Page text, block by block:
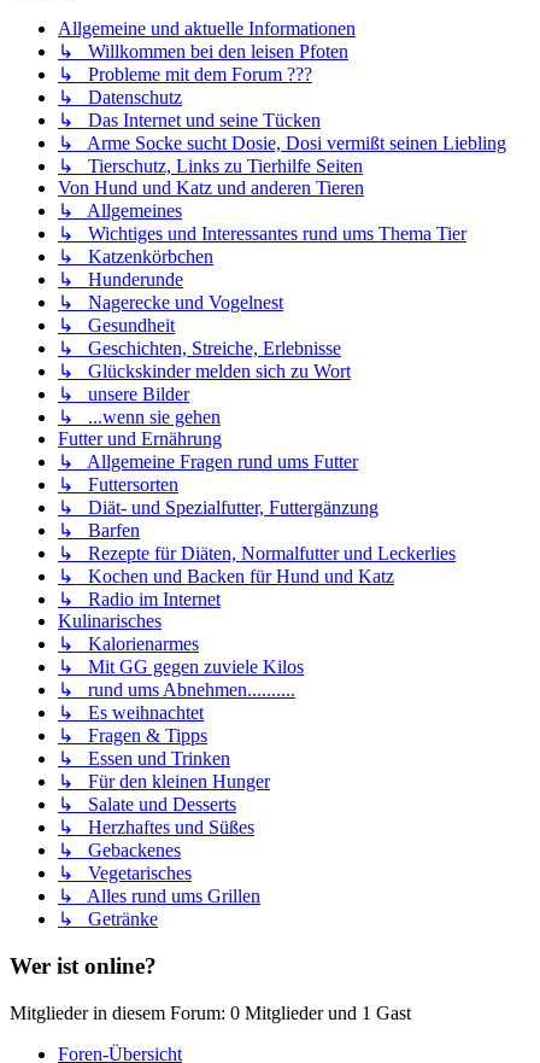
Allgemeine und aktuelle Informationen
↳ Willkommen bei den leisen Pfoten
↳ Probleme mit dem Forum ???
↳ Datenschutz
↳ Das Internet und seine Tücken
↳ Arme Socke sucht Dosie, Dosi vermißt seinen Liebling
↳ Tierschutz, Links zu Tierhilfe Seiten
Von Hund und Katz und anderen Tieren
↳ Allgemeines
↳ Wichtiges und Interessantes rund ums Thema Tier
↳ Katzenkörbchen
↳ Hunderunde
↳ Nagerecke und Vogelnest
↳ Gesundheit
↳ Geschichten, Streiche, Erlebnisse
↳ Glückskinder melden sich zu Wort
↳ unsere Bilder
↳ ...wenn sie gehen
Futter und Ernährung
↳ Allgemeine Fragen rund ums Futter
↳ Futtersorten
↳ Diät- und Spezialfutter, Futtergänzung
↳ Barfen
↳ Rezepte für Diäten, Normalfutter und Leckerlies
↳ Kochen und Backen für Hund und Katz
↳ Radio im Internet
Kulinarisches
↳ Kalorienarmes
↳ Mit GG gegen zuviele Kilos
↳ rund ums Abnehmen..........
↳ Es weihnachtet
↳ Fragen & Tipps
↳ Essen und Trinken
↳ Für den kleinen Hunger
↳ Salate und Desserts
↳ Herzhaftes und Süßes
↳ Gebackenes
↳ Vegetarisches
↳ Alles rund ums Grillen
↳ Getränke
Wer ist online?
Mitglieder in diesem Forum: 0 Mitglieder und 1 Gast
Foren-Übersicht